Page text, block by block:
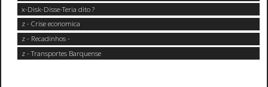
x-Disk-Disse-Teria dito ?
z - Crise economica
z - Recadinhos -
z - Transportes Barquense